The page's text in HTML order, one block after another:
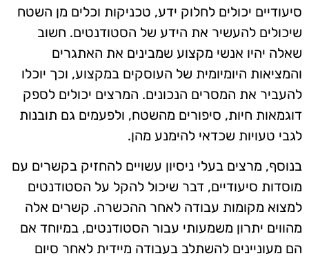
סיעודיים יכולים לחלוק ידע, טכניקות וכלים מן השטח
שיכולים להעשיר את הידע של הסטודנטים. חשוב
שאלה יהיו אנשי מקצוע שמבינים את האתגרים
והמציאות היומיומית של העוסקים במקצוע, וכך יוכלו
להעביר את המסרים הנכונים. המרצים יכולים לספק
דוגמאות חיות, סיפורים מהשטח, ולפעמים גם תובנות
לגבי טעויות שכדאי להימנע מהן.
בנוסף, מרצים בעלי ניסיון עשויים להחזיק בקשרים עם
מוסדות סיעודיים, דבר שיכול להקל על הסטודנטים
למצוא מקומות עבודה לאחר ההכשרה. קשרים אלה
מהווים יתרון משמעותי עבור הסטודנטים, במיוחד אם
הם מעוניינים להשתלב בעבודה מיידית לאחר סיום